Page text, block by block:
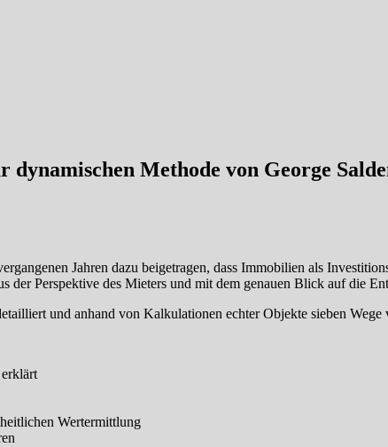
dynamischen Methode von George
Jahren dazu beigetragen, dass Immobilien als
der Perspektive des Mieters und mit dem genauen Blick auf die
und anhand von Kalkulationen echter Objekte sieben
Wertermittlung